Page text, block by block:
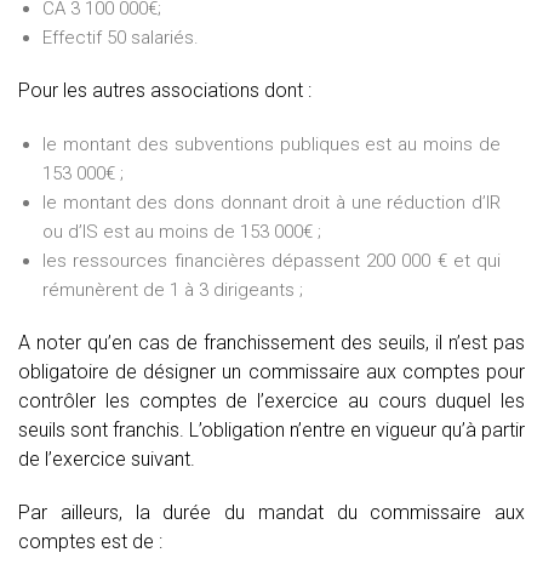
CA 3 100 000€;
Effectif 50 salariés.
Pour les autres associations dont :
le montant des subventions publiques est au moins de
153 000€ ;
le montant des dons donnant droit à une réduction d’IR
ou d’IS est au moins de 153 000€ ;
les ressources financières dépassent 200 000 € et qui
rémunèrent de 1 à 3 dirigeants ;
A noter qu’en cas de franchissement des seuils, il n’est pas
obligatoire de désigner un commissaire aux comptes pour
contrôler les comptes de l’exercice au cours duquel les
seuils sont franchis. L’obligation n’entre en vigueur qu’à partir
de l’exercice suivant.
Par ailleurs, la durée du mandat du commissaire aux
comptes est de :